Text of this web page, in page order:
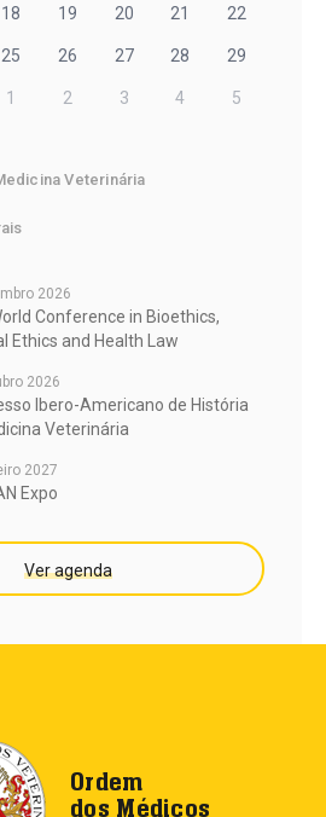
18 19 20 21 22
25 26 27 28 29
1 2 3 4 5
Veterinária
2026
Conference in Bioethics,
Ethics and Health Law
2026
Ibero-Americano de História
Veterinária
2027
Expo
Ver agenda
Ordem
dos Médicos